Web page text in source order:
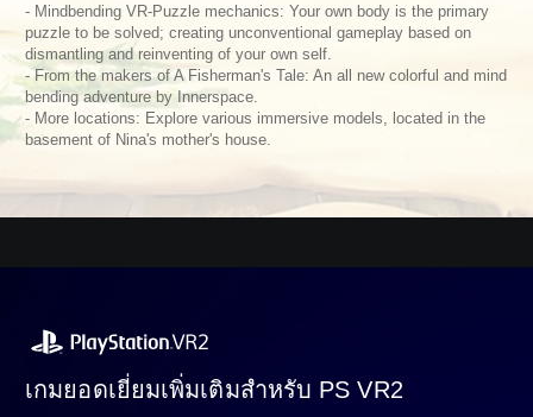
- Mindbending VR-Puzzle mechanics: Your own body is the primary
puzzle to be solved; creating unconventional gameplay based on
dismantling and reinventing of your own self.
- From the makers of A Fisherman's Tale: An all new colorful and mind
bending adventure by Innerspace.
- More locations: Explore various immersive models, located in the
basement of Nina's mother's house.
เกมยอดเยี่ยมเพิ่มเติมสำหรับ PS VR2